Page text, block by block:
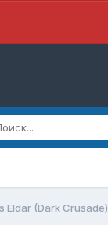
Eldar (Dark Crusade)